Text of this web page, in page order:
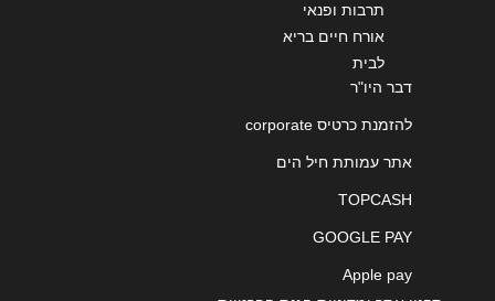
תרבות ופנאי
אורח חיים בריא
לבית
דבר היו"ר
להזמנת כרטיס corporate
אתר עמותת חיל הים
TOPCASH
GOOGLE PAY
Apple pay